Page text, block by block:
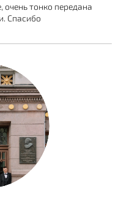
тонко передана
Спасибо